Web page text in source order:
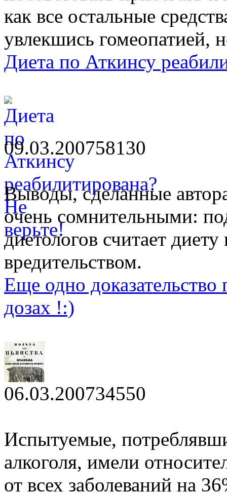
как все остальные
увлекшись гомеопатией,
Диета по Аткинсу
09.03.200758130
Выводы, сделанные
очень сомнительными:
диетологов считает
вредительством.
Еще одно
дозах !:)
06.03.200734550
Испытуемые,
алкоголя, имели
от всех заболеваний на